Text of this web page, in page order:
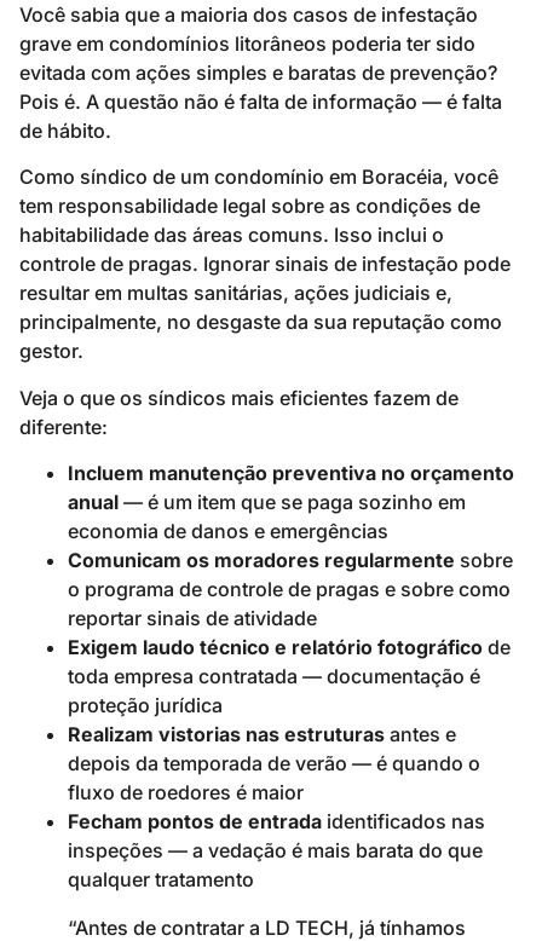
Você sabia que a maioria dos casos de infestação
grave em condomínios litorâneos poderia ter sido
evitada com ações simples e baratas de prevenção?
Pois é. A questão não é falta de informação — é falta
de hábito.
Como síndico de um condomínio em Boracéia, você
tem responsabilidade legal sobre as condições de
habitabilidade das áreas comuns. Isso inclui o
controle de pragas. Ignorar sinais de infestação pode
resultar em multas sanitárias, ações judiciais e,
principalmente, no desgaste da sua reputação como
gestor.
Veja o que os síndicos mais eficientes fazem de
diferente:
Incluem manutenção preventiva no orçamento
anual — é um item que se paga sozinho em
economia de danos e emergências
Comunicam os moradores regularmente sobre
o programa de controle de pragas e sobre como
reportar sinais de atividade
Exigem laudo técnico e relatório fotográfico de
toda empresa contratada — documentação é
proteção jurídica
Realizam vistorias nas estruturas antes e
depois da temporada de verão — é quando o
fluxo de roedores é maior
Fecham pontos de entrada identificados nas
inspeções — a vedação é mais barata do que
qualquer tratamento
“Antes de contratar a LD TECH, já tínhamos